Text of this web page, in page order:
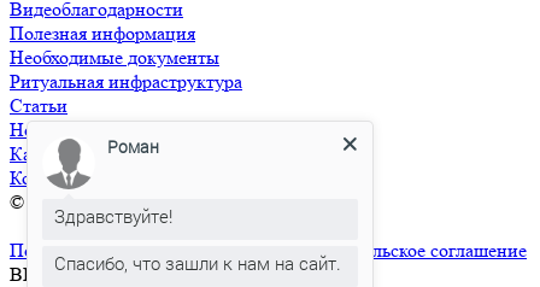
Видеоблагодарности
Полезная информация
Необходимые документы
Ритуальная инфраструктура
Статьи
Новости
Карта сайта
Контакты
© 2026 РИТУАЛ СЕРВИС+
Московской области
Политика конфиденциальности
Пользовательское соглашение
ВЫЗВАТЬ СПЕЦИАЛИСТА
Роман
Здравствуйте!
Спасибо, что зашли к нам на сайт.